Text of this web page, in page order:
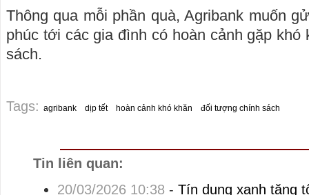
Thông qua mỗi phần quà, Agribank muốn
phúc tới các gia đình có hoàn cảnh gặp
sách.
Tags: agribank dịp tết hoàn cảnh khó khăn đối tượng chính sách
Tin liên quan:
20/03/2026 10:38 - Tín dụng xanh tăng